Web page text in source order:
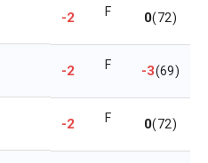
-2 F 0(72)
-2 F -3(69)
-2 F 0(72)